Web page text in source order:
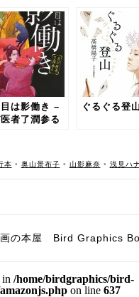
は影働き –
者了潤参る
ぐるぐる登山
本 • 奥山景布子 • 山影麻奈 • 浅見ハ
画の本屋 Bird Graphics
in /home/birdgraphics/bird-
on line 637